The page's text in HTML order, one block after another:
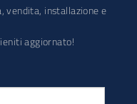
vendita, installazione e
aggiornato!